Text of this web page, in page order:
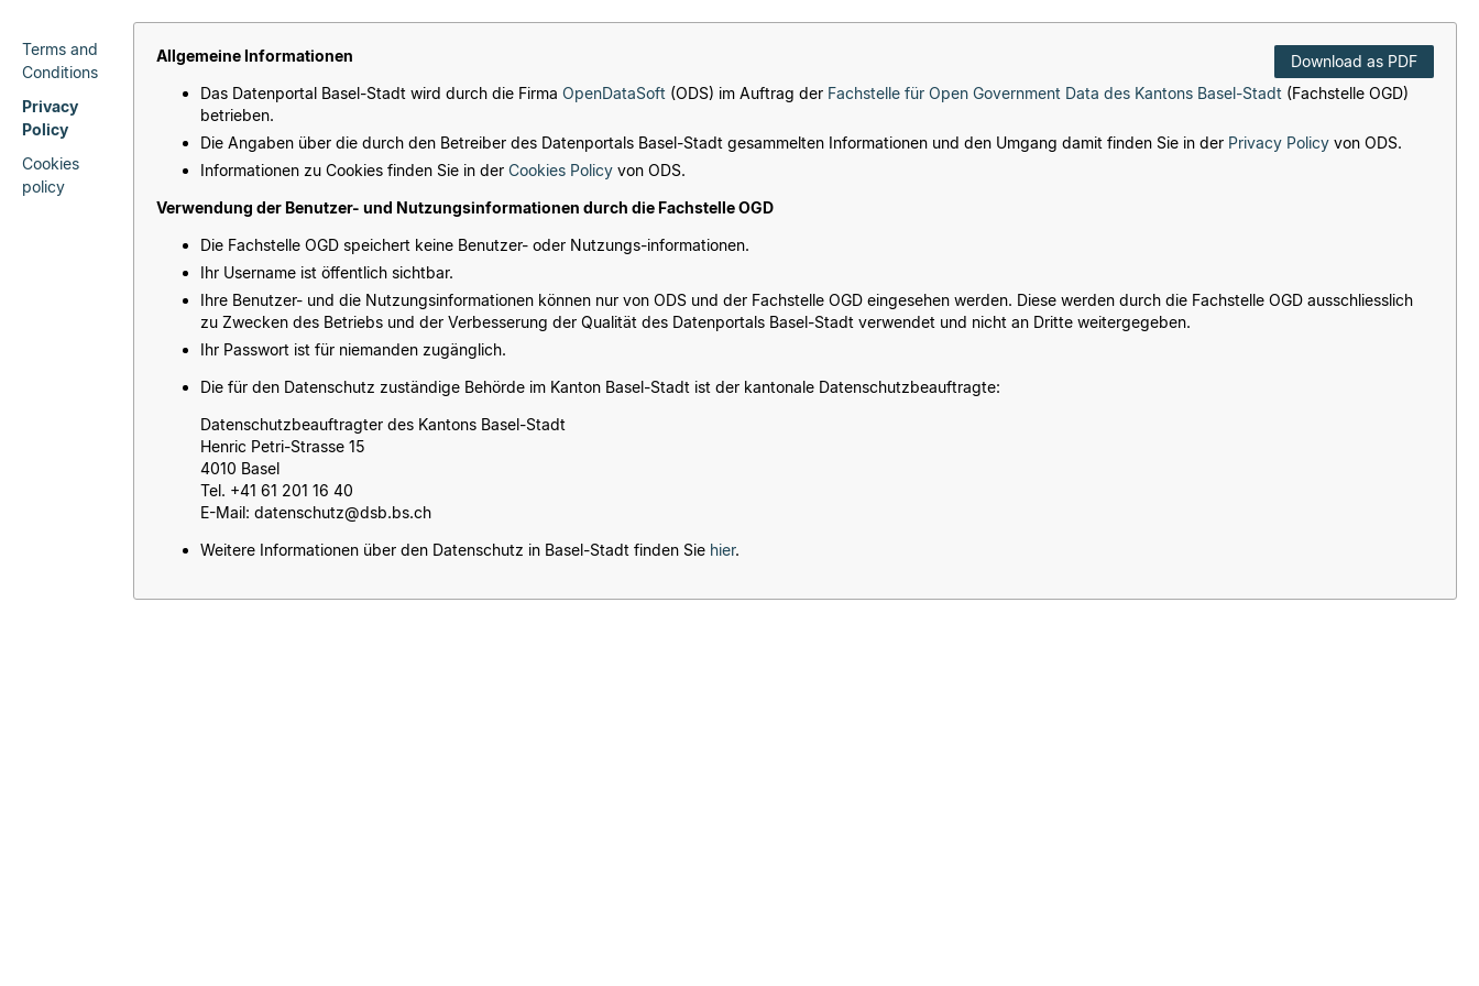
Terms and
Conditions
Privacy
Policy
Cookies
policy
Download as PDF
Allgemeine Informationen
Das Datenportal Basel-Stadt wird durch die Firma OpenDataSoft (ODS) im Auftrag der Fachstelle für Open Government Data des Kantons Basel-Stadt (Fachstelle OGD)
betrieben.
Die Angaben über die durch den Betreiber des Datenportals Basel-Stadt gesammelten Informationen und den Umgang damit finden Sie in der Privacy Policyvon ODS.
Informationen zu Cookies finden Sie in der Cookies Policyvon ODS.
Verwendung der Benutzer- und Nutzungsinformationen durch die Fachstelle OGD
Die Fachstelle OGD speichert keine Benutzer- oder Nutzungs-informationen.
Ihr Username ist öffentlich sichtbar.
Ihre Benutzer- und die Nutzungsinformationen können nur von ODS und der Fachstelle OGD eingesehen werden. Diese werden durch die Fachstelle OGD ausschliesslich
zu Zwecken des Betriebs und der Verbesserung der Qualität des Datenportals Basel-Stadt verwendet und nicht an Dritte weitergegeben.
Ihr Passwort ist für niemanden zugänglich.
Die für den Datenschutz zuständige Behörde im Kanton Basel-Stadt ist der kantonale Datenschutzbeauftragte:
Datenschutzbeauftragter des Kantons Basel-Stadt
Henric Petri-Strasse 15
4010 Basel
Tel. +41 61 201 16 40
E-Mail: datenschutz@dsb.bs.ch
Weitere Informationen über den Datenschutz in Basel-Stadt finden Sie hier.